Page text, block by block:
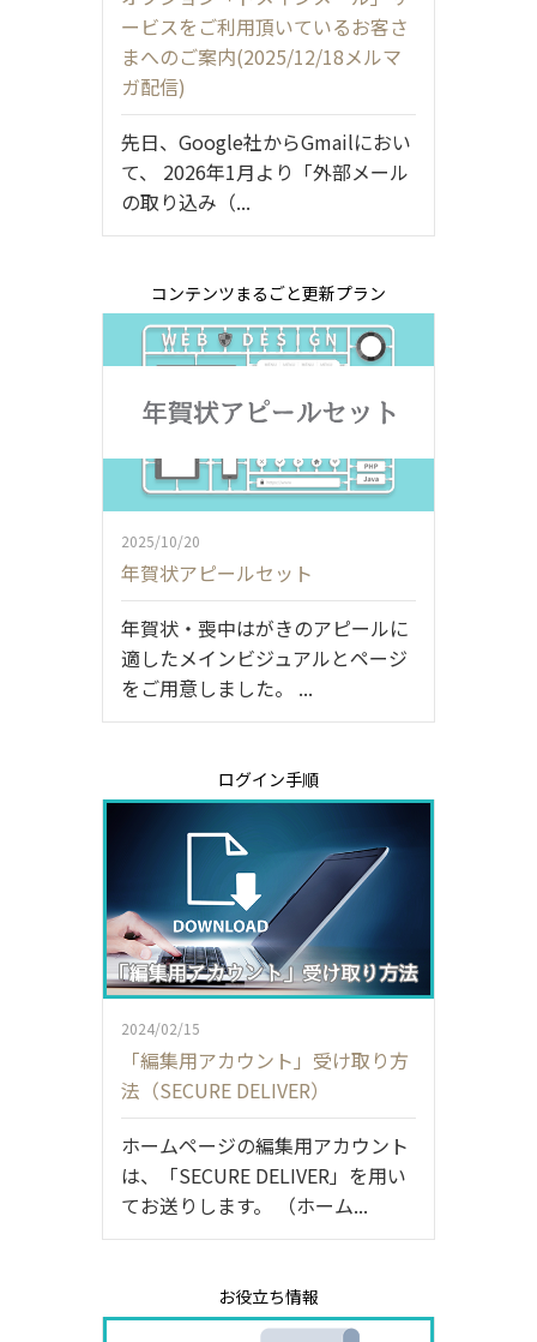
ービスをご利用頂いているお客さ
まへのご案内(2025/12/18メルマ
ガ配信)
先日、Google社からGmailにおい
て、 2026年1月より「外部メール
の取り込み（...
コンテンツまるごと更新プラン
2025/10/20
年賀状アピールセット
年賀状・喪中はがきのアピールに
適したメインビジュアルとページ
をご用意しました。 ...
ログイン手順
2024/02/15
「編集用アカウント」受け取り方
法（SECURE DELIVER）
ホームページの編集用アカウント
は、「SECURE DELIVER」を用い
てお送りします。 （ホーム...
お役立ち情報